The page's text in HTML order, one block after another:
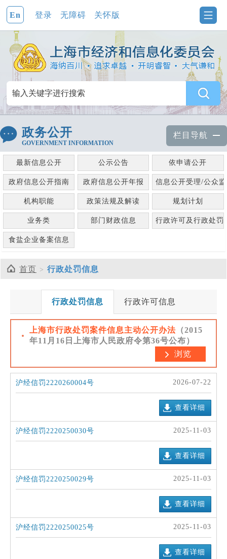
En 登录 无障碍 关怀版
政务公开
GOVERNMENT INFORMATION
栏目导航
最新信息公开 公示公告 依申请公开
政府信息公开指南 政府信息公开年报 信息公开受理/公众
机构职能 政策法规及解读 规划计划
业务类 部门财政信息 行政许可及行政处罚
食盐企业备案信息
首页 行政处罚信息
行政处罚信息 行政许可信息
上海市行政处罚案件信息主动公开办法 （2015
年11月16日上海市人民政府令第36号公布）
浏览
沪经信罚2220260004号 2026-07-22
查看详细
沪经信罚2220250030号 2025-11-03
查看详细
沪经信罚2220250029号 2025-11-03
查看详细
沪经信罚2220250025号 2025-11-03
查看详细